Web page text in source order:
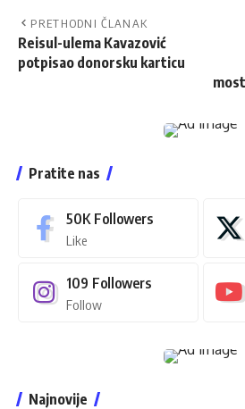
PRETHODNI ČLANAK
Reisul-ulema Kavazović
potpisao donorsku karticu
Pratite nas
50K Followers
Like
109 Followers
Follow
Najnovije